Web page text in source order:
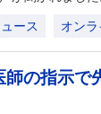
ース オン
の指示で